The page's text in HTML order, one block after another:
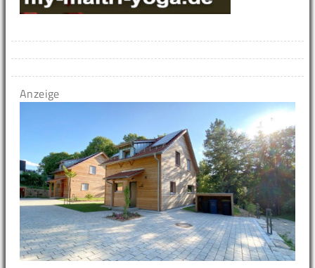
Anzeige